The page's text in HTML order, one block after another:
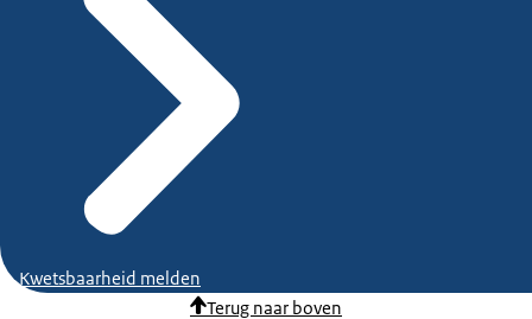
Kwetsbaarheid melden
Terug naar boven